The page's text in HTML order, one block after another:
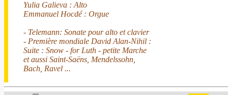
Yulia Galieva : Alto
Emmanuel Hocdé : Orgue
- Telemann: Sonate pour alto et clavier
- Première mondiale David Alan-Nihil :
Suite : Snow - for Luth - petite Marche
et aussi Saint-Saëns, Mendelssohn,
Bach, Ravel ...